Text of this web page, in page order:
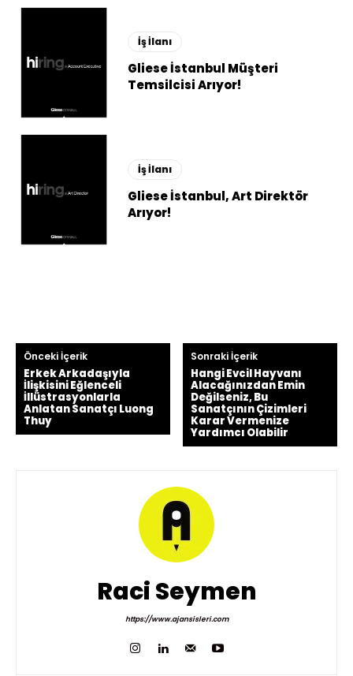
İş İlanı
Gliese İstanbul Müşteri
Temsilcisi Arıyor!
İş İlanı
Gliese İstanbul, Art Direktör
Arıyor!
Önceki İçerik
Erkek Arkadaşıyla
İlişkisini Eğlenceli
İllüstrasyonlarla
Anlatan Sanatçı Luong
Thuy
Sonraki İçerik
Hangi Evcil Hayvanı
Alacağınızdan Emin
Değilseniz, Bu
Sanatçının Çizimleri
Karar Vermenize
Yardımcı Olabilir
Raci Seymen
https://www.ajansisleri.com